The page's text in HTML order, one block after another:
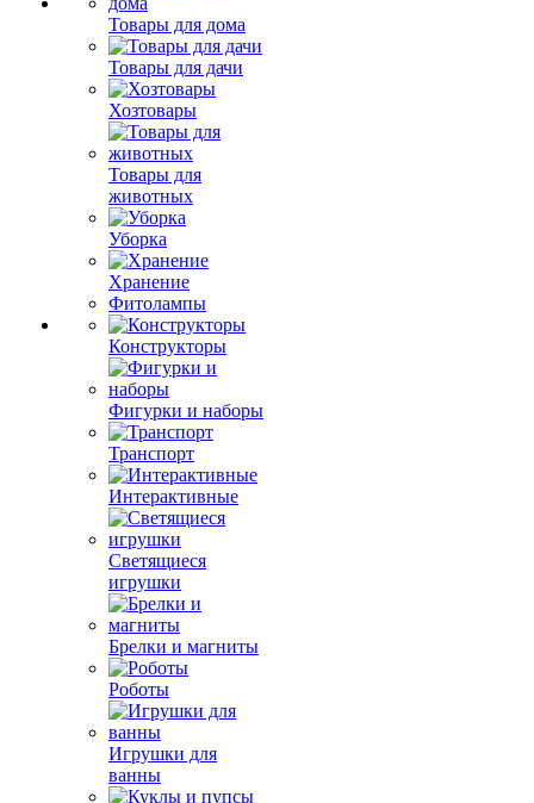
Товары для дома
Товары для дачи
Хозтовары
Товары для
животных
Уборка
Хранение
Фитолампы
Конструкторы
Фигурки и наборы
Транспорт
Интерактивные
Светящиеся
игрушки
Брелки и магниты
Роботы
Игрушки для
ванны